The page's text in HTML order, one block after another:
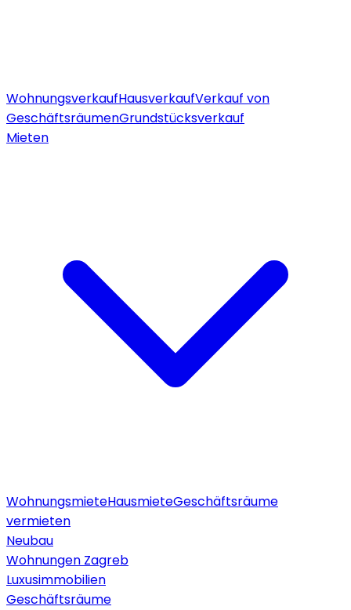
WohnungsverkaufHausverkaufVerkauf von
GeschäftsräumenGrundstücksverkauf
Mieten
WohnungsmieteHausmieteGeschäftsräume
vermieten
Neubau
Wohnungen Zagreb
Luxusimmobilien
Geschäftsräume